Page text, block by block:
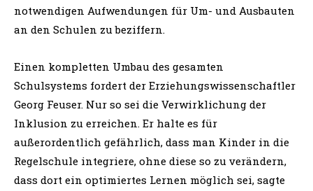
notwendigen Aufwendungen für Um- und Ausbauten
an den Schulen zu beziffern.
Einen kompletten Umbau des gesamten
Schulsystems fordert der Erziehungswissenschaftler
Georg Feuser. Nur so sei die Verwirklichung der
Inklusion zu erreichen. Er halte es für
außerordentlich gefährlich, dass man Kinder in die
Regelschule integriere, ohne diese so zu verändern,
dass dort ein optimiertes Lernen möglich sei, sagte